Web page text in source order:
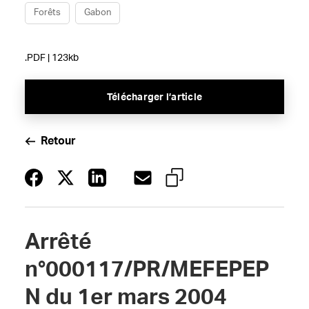
Forêts Gabon
.PDF | 123kb
Télécharger l’article
Retour
Arrêté
n°000117/PR/MEFEPEP
N du 1er mars 2004